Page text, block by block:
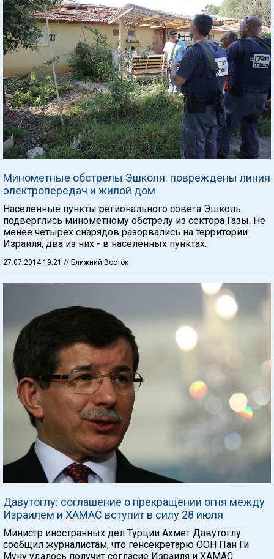
Минометные обстрелы Эшколя: повреждены линия
электропередач и жилой дом
Населенные пункты регионального совета Эшколь
подверглись минометному обстрелу из сектора Газы. Не
менее четырех снарядов разорвались на территории
Израиля, два из них - в населенных пунктах.
27.07.2014 19:21 // Ближний Восток
Давутоглу: соглашение о прекращении огня между
Израилем и ХАМАС вступит в силу 28 июля
Министр иностранных дел Турции Ахмет Давутоглу
сообщил журналистам, что генсекретарю ООН Пан Ги
Муну удалось получит согласие Израиля и ХАМАС